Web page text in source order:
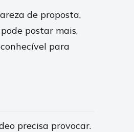
de proposta,
postar mais,
para
precisa provocar.